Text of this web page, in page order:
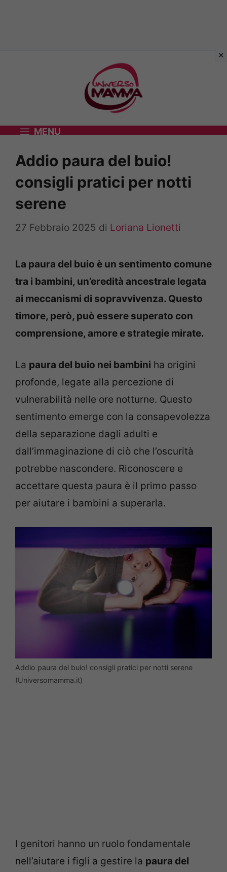
MENU
Addio paura del buio!
consigli pratici per notti
serene
27 Febbraio 2025 di Loriana Lionetti
La paura del buio è un sentimento comune
tra i bambini, un’eredità ancestrale legata
ai meccanismi di sopravvivenza. Questo
timore, però, può essere superato con
comprensione, amore e strategie mirate.
La paura del buio nei bambini ha origini
profonde, legate alla percezione di
vulnerabilità nelle ore notturne. Questo
sentimento emerge con la consapevolezza
della separazione dagli adulti e
dall’immaginazione di ciò che l’oscurità
potrebbe nascondere. Riconoscere e
accettare questa paura è il primo passo
per aiutare i bambini a superarla.
Addio paura del buio! consigli pratici per notti serene
(Universomamma.it)
I genitori hanno un ruolo fondamentale
nell’aiutare i figli a gestire la paura del